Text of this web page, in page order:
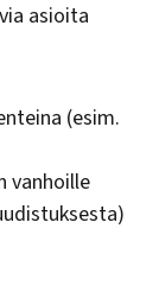
asioita
(esim.
vanhoille